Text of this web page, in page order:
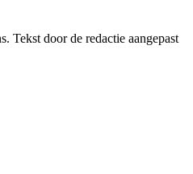
Tekst door de redactie aangepast